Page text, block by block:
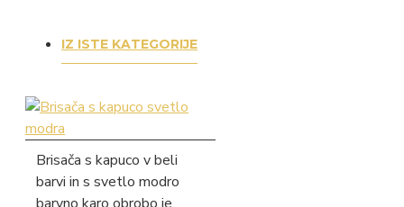
IZ ISTE KATEGORIJE
Brisača s kapuco v beli
barvi in s svetlo modro
barvno karo obrobo je